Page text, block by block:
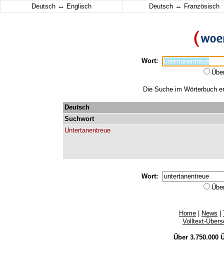
Deutsch ↔ Englisch Deutsch ↔ Französisch
Wort:
Die Suche im Wörterbuch
Deutsch
Suchwort
Untertanentreue
Wort:
Home News
Volltext-
Über 3.750.000